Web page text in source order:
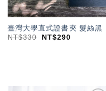
臺灣大學直式證書夾 髮絲黑
NT$330 NT$290